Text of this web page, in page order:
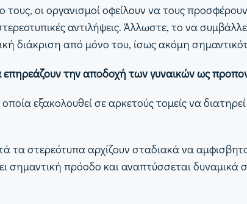
οι οργανισμοί οφείλουν να τους
αντιλήψεις. Άλλωστε, το να
διάκριση από μόνο του, ίσως ακόμη
την αποδοχή των γυναικών ως
εξακολουθεί σε αρκετούς τομείς να
στερεότυπα αρχίζουν σταδιακά να
σημαντική πρόοδο και αναπτύσσεται